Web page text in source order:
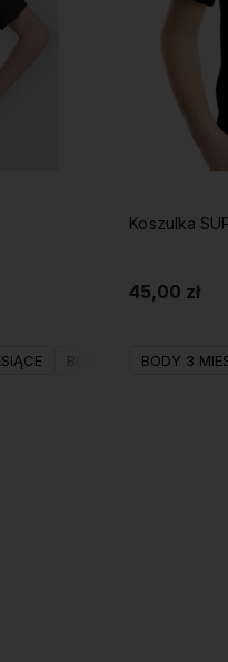
KOSZULKA 128(M)
BODY 9 MIESIĘCY
Koszulka
45,00 zł
BODY 3